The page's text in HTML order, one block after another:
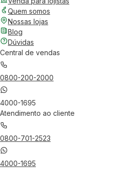
Quem somos
Nossas lojas
Blog
Dúvidas
Central de vendas
0800-200-2000
4000-1695
Atendimento ao cliente
0800-701-2523
4000-1695